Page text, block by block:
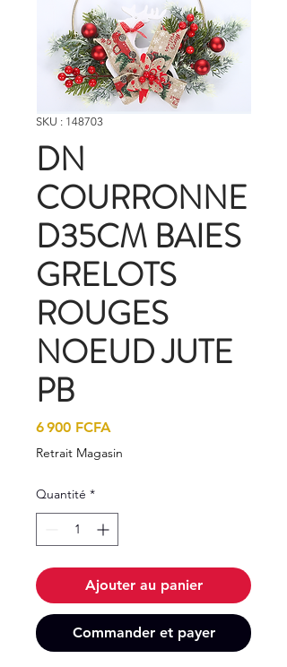
SKU : 148703
DN
COURRONNE
D35CM BAIES
GRELOTS
ROUGES
NOEUD JUTE
PB
6 900 FCFA
Retrait Magasin
Quantité *
Ajouter au panier
Commander et payer